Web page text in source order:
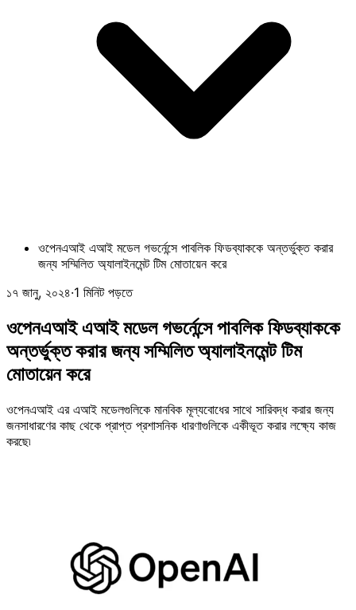
ওপেনএআই এআই মডেল গভর্নেন্সে পাবলিক ফিডব্যাককে অন্তর্ভুক্ত করার
জন্য সম্মিলিত অ্যালাইনমেন্ট টিম মোতায়েন করে
১৭ জানু, ২০২৪·1 মিনিট পড়তে
ওপেনএআই এআই মডেল গভর্নেন্সে পাবলিক ফিডব্যাককে
অন্তর্ভুক্ত করার জন্য সম্মিলিত অ্যালাইনমেন্ট টিম
মোতায়েন করে
ওপেনএআই এর এআই মডেলগুলিকে মানবিক মূল্যবোধের সাথে সারিবদ্ধ করার জন্য
জনসাধারণের কাছ থেকে প্রাপ্ত প্রশাসনিক ধারণাগুলিকে একীভূত করার লক্ষ্যে কাজ
করছে৷